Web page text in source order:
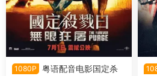
1080P
粤语配音电影国定杀